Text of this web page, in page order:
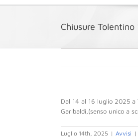
Chiusure
Dal 14 al 16 luglio 2025
Garibaldi,(senso unico a
Luglio 14th, 2025 | Avvisi |